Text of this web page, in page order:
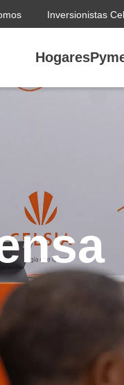
Inversionistas
Hogares